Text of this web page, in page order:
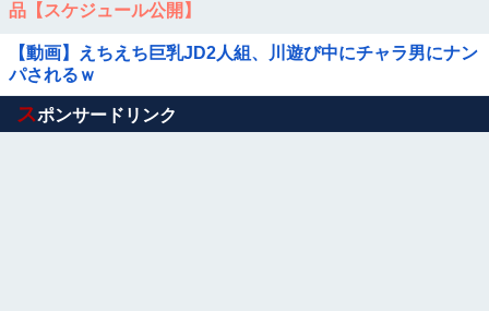
品【スケジュール公開】
【動画】えちえち巨乳JD2人組、川遊び中にチャラ男にナン
パされるｗ
Powered by livedoor 相互RSS
スポンサードリンク